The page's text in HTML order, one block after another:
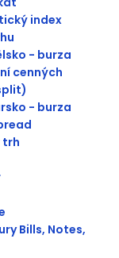
index
- burza
cenných
- burza
trh
Bills, Notes,